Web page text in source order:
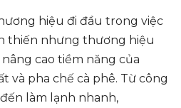
hiệu đi đầu trong việc
thiến nhưng thương hiệu
cao tiềm năng của
và pha chế cà phê. Từ công
làm lạnh nhanh,